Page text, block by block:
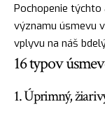
Pochopenie
významu úsmevu
vplyvu na náš
16 typov
1. Úprimný,